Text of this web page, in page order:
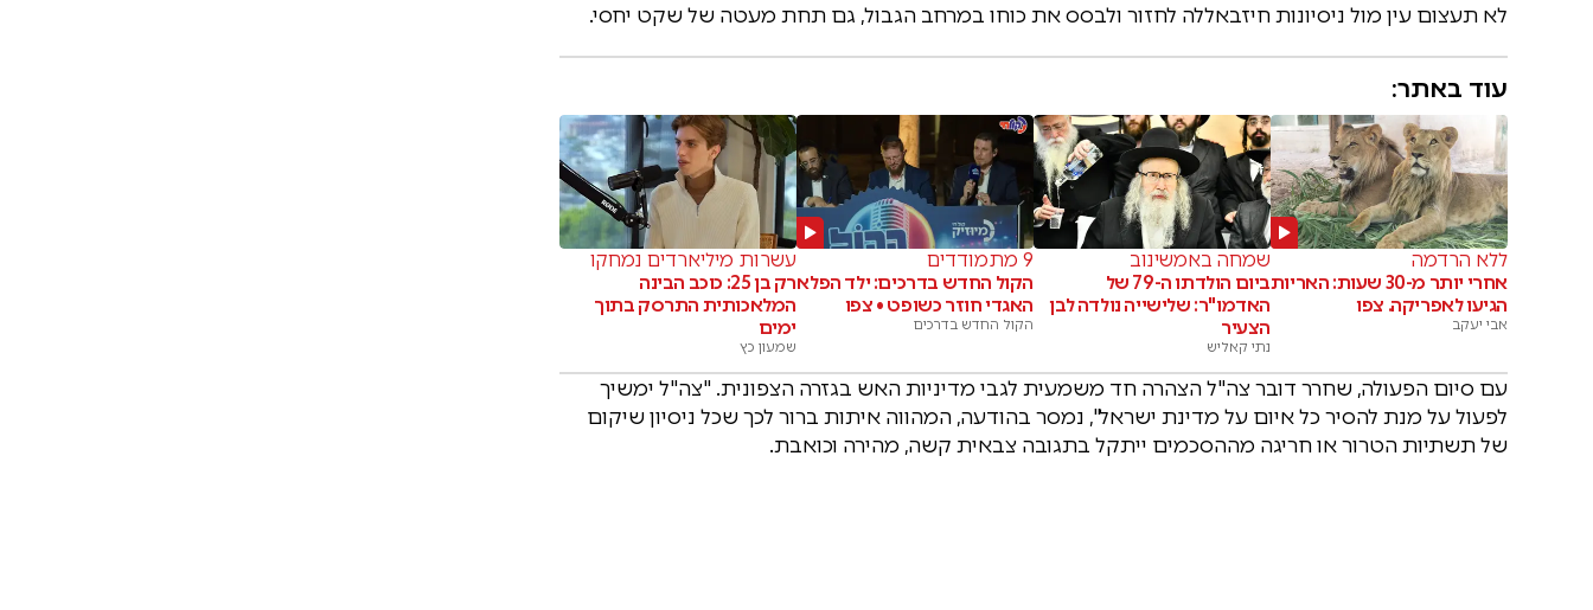
לא תעצום עין מול ניסיונות חיזבאללה לחזור ולבסס את כוחו במרחב הגבול, גם תחת מעטה של שקט יחסי.
עוד באתר:
ללא הרדמה
אחרי יותר מ-30 שעות: האריות
הגיעו לאפריקה. צפו
אבי יעקב
שמחה באמשינוב
ביום הולדתו ה-79 של
האדמו"ר: שלישייה נולדה לבן
הצעיר
נתי קאליש
9 מתמודדים
הקול החדש בדרכים: ילד הפלא
האגדי חוזר כשופט • צפו
הקול החדש בדרכים
עשרות מיליארדים נמחקו
רק בן 25: כוכב הבינה
המלאכותית התרסק בתוך
ימים
שמעון כץ
עם סיום הפעולה, שחרר דובר צה"ל הצהרה חד משמעית לגבי מדיניות האש בגזרה הצפונית. "צה"ל ימשיך
לפעול על מנת להסיר כל איום על מדינת ישראל", נמסר בהודעה, המהווה איתות ברור לכך שכל ניסיון שיקום
של תשתיות הטרור או חריגה מההסכמים ייתקל בתגובה צבאית קשה, מהירה וכואבת.